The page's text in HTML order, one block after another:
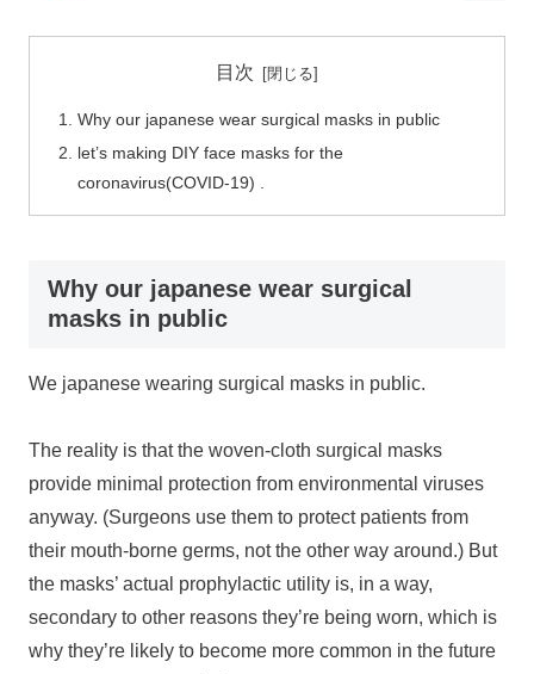
目次
Why our japanese wear surgical masks in public
let’s making DIY face masks for the
coronavirus(COVID-19) .
Why our japanese wear surgical
masks in public
We japanese wearing surgical masks in public.
The reality is that the woven-cloth surgical masks
provide minimal protection from environmental viruses
anyway. (Surgeons use them to protect patients from
their mouth-borne germs, not the other way around.) But
the masks’ actual prophylactic utility is, in a way,
secondary to other reasons they’re being worn, which is
why they’re likely to become more common in the future